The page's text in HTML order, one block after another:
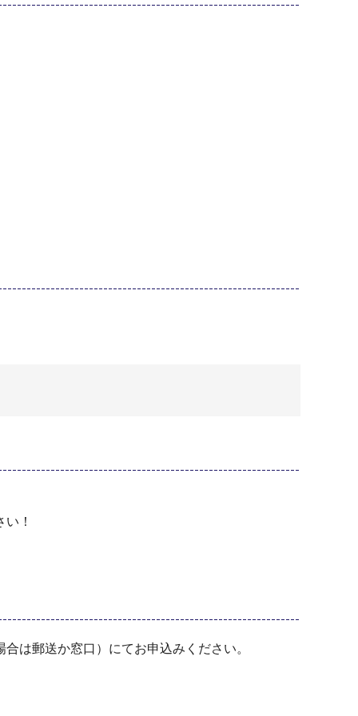
！
は郵送か窓口）にてお申込みください。